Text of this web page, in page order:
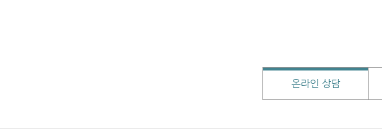
온라인 상담